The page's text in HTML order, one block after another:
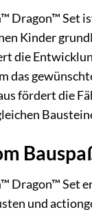
Dragon™ Set
Kinder
die
das
fördert die
Dragon™ Set
und